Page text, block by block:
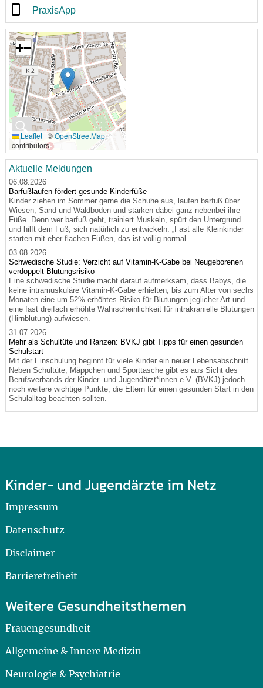
PraxisApp
🔍
+−
Leaflet | ©OpenStreetMap
contributors
Aktuelle Meldungen
06.08.2026
Barfußlaufen fördert gesunde Kinderfüße
Kinder ziehen im Sommer gerne die Schuhe aus, laufen barfuß über
Wiesen, Sand und Waldboden und stärken dabei ganz nebenbei ihre
Füße. Denn wer barfuß geht, trainiert Muskeln, spürt den Untergrund
und hilft dem Fuß, sich natürlich zu entwickeln. „Fast alle Kleinkinder
starten mit eher flachen Füßen, das ist völlig normal.
03.08.2026
Schwedische Studie: Verzicht auf Vitamin-K-Gabe bei Neugeborenen
verdoppelt Blutungsrisiko
Eine schwedische Studie macht darauf aufmerksam, dass Babys, die
keine intramuskuläre Vitamin-K-Gabe erhielten, bis zum Alter von sechs
Monaten eine um 52% erhöhtes Risiko für Blutungen jeglicher Art und
eine fast dreifach erhöhte Wahrscheinlichkeit für intrakranielle Blutungen
(Hirnblutung) aufwiesen.
31.07.2026
Mehr als Schultüte und Ranzen: BVKJ gibt Tipps für einen gesunden
Schulstart
Mit der Einschulung beginnt für viele Kinder ein neuer Lebensabschnitt.
Neben Schultüte, Mäppchen und Sporttasche gibt es aus Sicht des
Berufsverbands der Kinder- und Jugendärzt*innen e.V. (BVKJ) jedoch
noch weitere wichtige Punkte, die Eltern für einen gesunden Start in den
Schulalltag beachten sollten.
Kinder- und Jugendärzte im Netz
Impressum
Datenschutz
Disclaimer
Barrierefreiheit
Weitere Gesundheitsthemen
Frauengesundheit
Allgemeine & Innere Medizin
Neurologie & Psychiatrie